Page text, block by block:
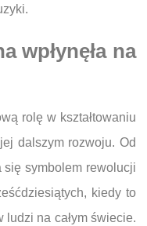
wpłynęła na
rolę w kształtowaniu
dalszym rozwoju. Od
się symbolem rewolucji
kiedy to
ludzi na całym świecie.